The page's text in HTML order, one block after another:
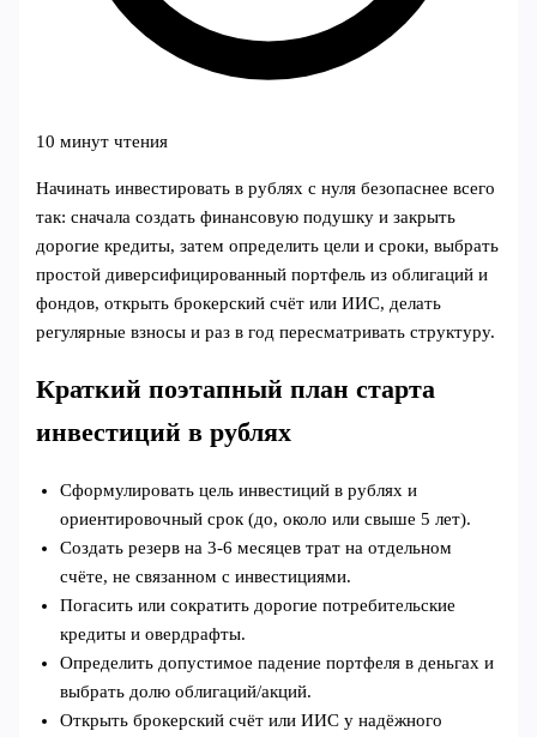
10 минут чтения
Начинать инвестировать в рублях с нуля безопаснее всего
так: сначала создать финансовую подушку и закрыть
дорогие кредиты, затем определить цели и сроки, выбрать
простой диверсифицированный портфель из облигаций и
фондов, открыть брокерский счёт или ИИС, делать
регулярные взносы и раз в год пересматривать структуру.
Краткий поэтапный план старта
инвестиций в рублях
Сформулировать цель инвестиций в рублях и
ориентировочный срок (до, около или свыше 5 лет).
Создать резерв на 3-6 месяцев трат на отдельном
счёте, не связанном с инвестициями.
Погасить или сократить дорогие потребительские
кредиты и овердрафты.
Определить допустимое падение портфеля в деньгах и
выбрать долю облигаций/акций.
Открыть брокерский счёт или ИИС у надёжного